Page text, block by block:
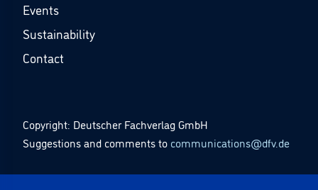
Events
Sustainability
Contact
Copyright: Deutscher Fachverlag GmbH
Suggestions and comments to communications@dfv.de